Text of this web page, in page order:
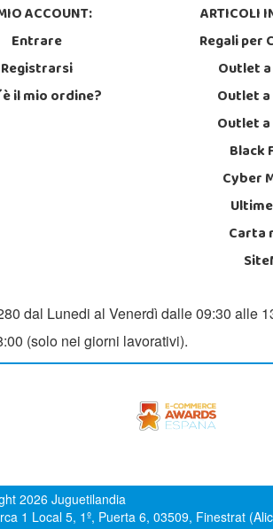
ACCOUNT:
Entrare
Registrarsi
il mio ordine?
ARTICOLI
Regali per
Outlet
Outlet
Outlet
Black
Cyber
Carta
dal Lunedi al Venerdì dalle 09:30 alle
(solo nei giorni lavorativi).
2026 Juguetilandia
1 Local 5, 1º, Puerta 6, 03509, Finestrat